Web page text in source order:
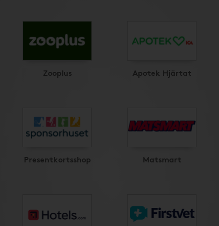
Zooplus Apotek Hjärtat
Presentkortsshop Matsmart